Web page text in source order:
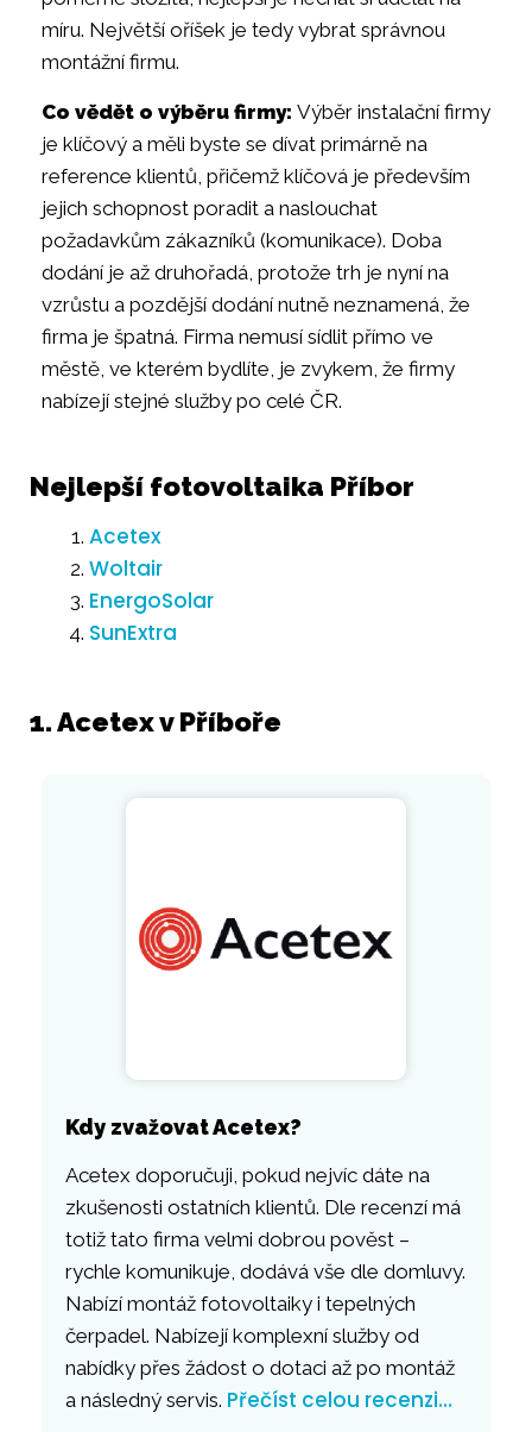
míru. Největší oříšek je tedy vybrat správnou
montážní firmu.
Co vědět o výběru firmy: Výběr instalační firmy
je klíčový a měli byste se dívat primárně na
reference klientů, přičemž klíčová je především
jejich schopnost poradit a naslouchat
požadavkům zákazníků (komunikace). Doba
dodání je až druhořadá, protože trh je nyní na
vzrůstu a pozdější dodání nutně neznamená, že
firma je špatná. Firma nemusí sídlit přímo ve
městě, ve kterém bydlíte, je zvykem, že firmy
nabízejí stejné služby po celé ČR.
Nejlepší fotovoltaika Příbor
Acetex
Woltair
EnergoSolar
SunExtra
1. Acetex v Příboře
Kdy zvažovat Acetex?
Acetex doporučuji, pokud nejvíc dáte na
zkušenosti ostatních klientů. Dle recenzí má
totiž tato firma velmi dobrou pověst –
rychle komunikuje, dodává vše dle domluvy.
Nabízí montáž fotovoltaiky i tepelných
čerpadel. Nabízejí komplexní služby od
nabídky přes žádost o dotaci až po montáž
a následný servis. Přečíst celou recenzi…